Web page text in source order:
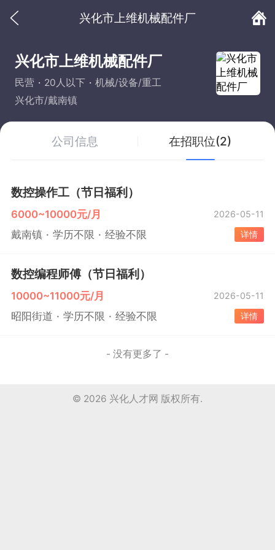
兴化市上维机械配件厂
兴化市上维机械配件厂
民营 20人以下
机械/设备/重工
兴化市/戴南镇
公司信息 在招职位(2)
数控操作工（节日福利）
6000~10000元/月 2026-05-11
戴南镇 学历不限 经验不限 详情
数控编程师傅（节日福利）
10000~11000元/月 2026-05-11
昭阳街道 学历不限 经验不限 详情
- 没有更多了 -
© 2026 兴化人才网 版权所有.